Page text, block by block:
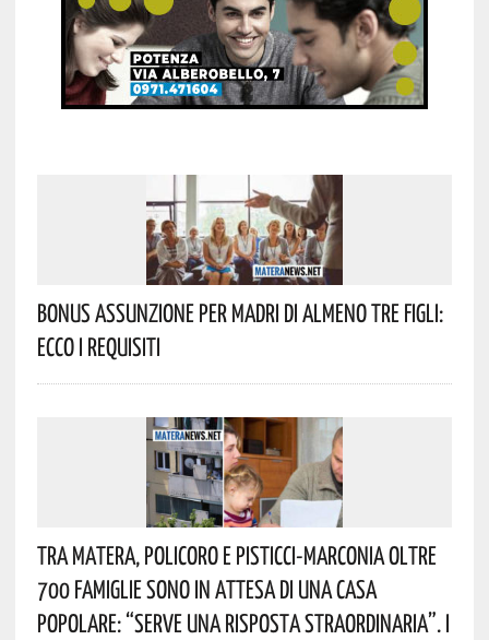
Bonus Assunzione Per Madri Di Almeno Tre Figli:
Ecco I Requisiti
Tra Matera, Policoro E Pisticci-Marconia Oltre
700 Famiglie Sono In Attesa Di Una Casa
Popolare: “serve Una Risposta Straordinaria”. I